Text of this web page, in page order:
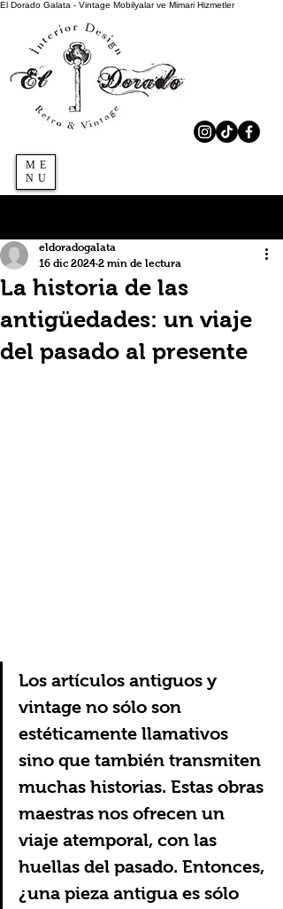
El Dorado Galata - Vintage Mobilyalar ve Mimari Hizmetler
ME
NU
La historia de las
antigüedades: un viaje
del pasado al presente
eldoradogalata
16 dic 2024 2 min de lectura
Los artículos antiguos y
vintage no sólo son
estéticamente llamativos
sino que también transmiten
muchas historias. Estas obras
maestras nos ofrecen un
viaje atemporal, con las
huellas del pasado. Entonces,
¿una pieza antigua es sólo